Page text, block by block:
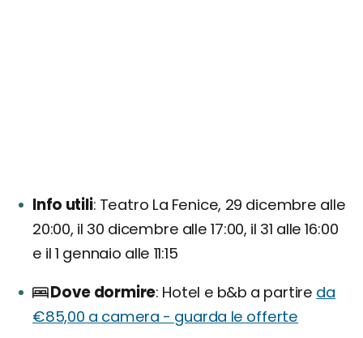
Info utili Teatro La Fenice, 29 dicembre alle
20:00, il 30 dicembre alle 17:00, il 31 alle 16:00
e il 1 gennaio alle 11:15
Dove dormire Hotel e b&b a partire da
€85,00 a camera - guarda le offerte